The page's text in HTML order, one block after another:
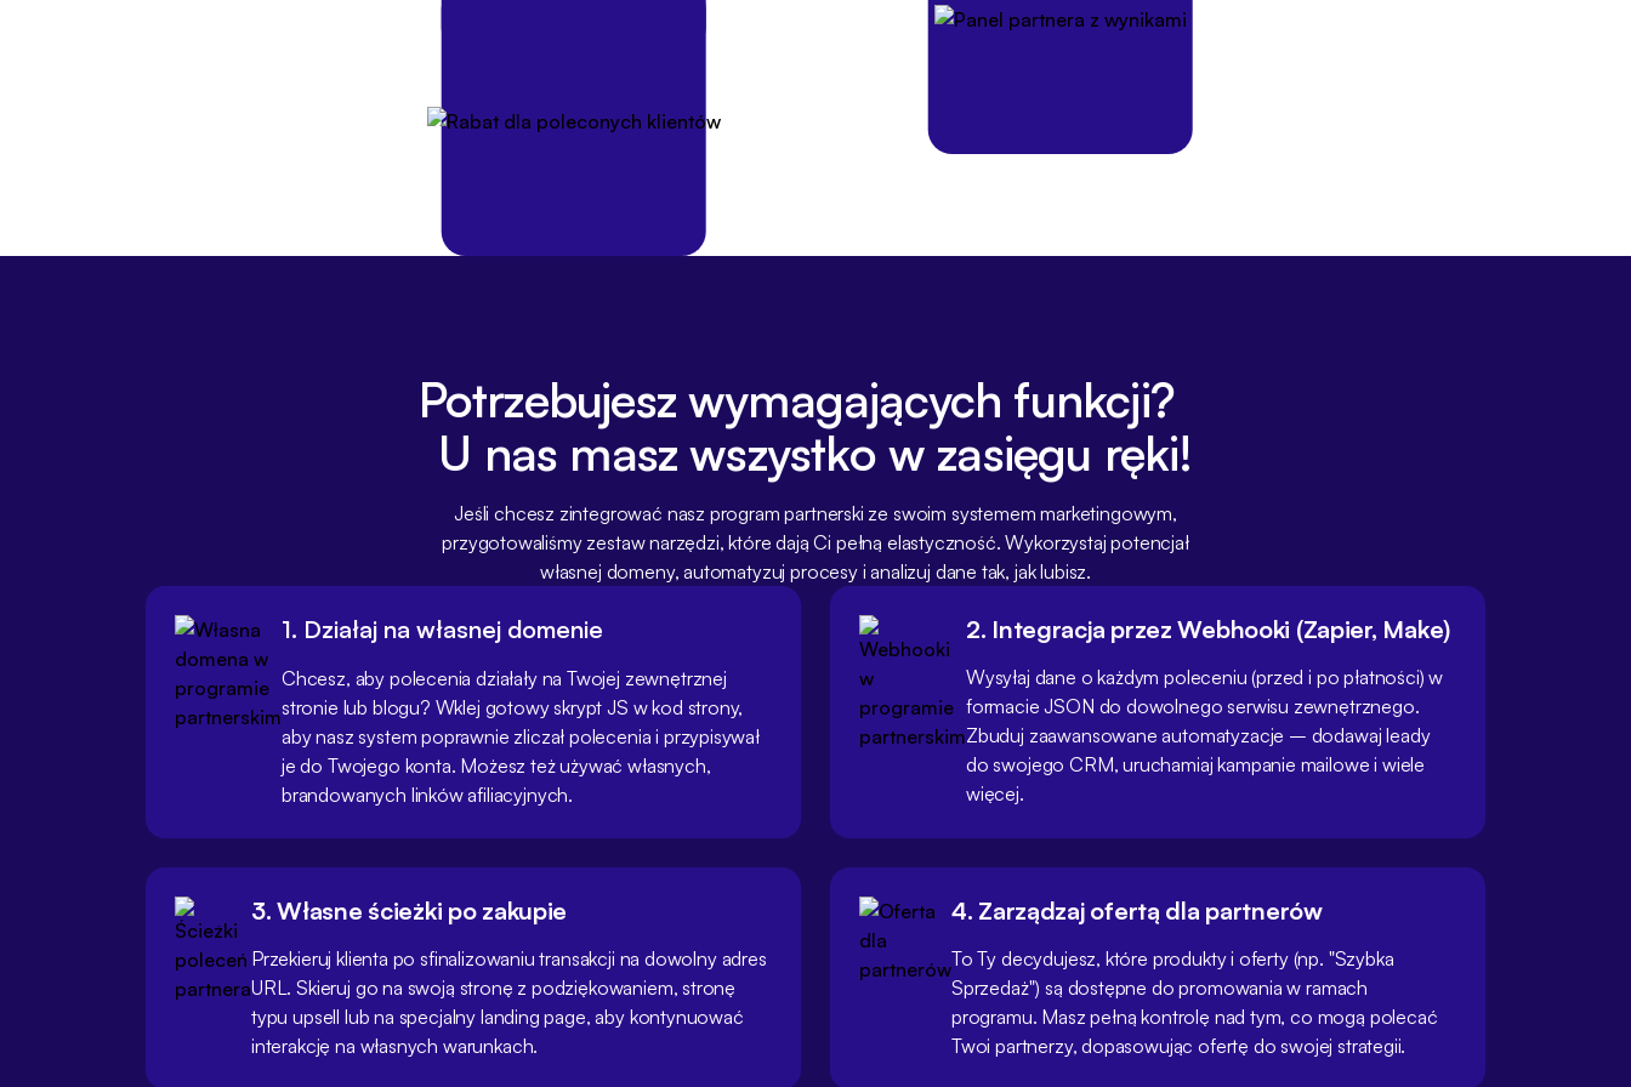
atrakcyjność oferty i ułatwić jej promowanie przez
Potrzebujesz wymagających funkcji?
U nas masz wszystko w zasięgu ręki!
Jeśli chcesz zintegrować nasz program partnerski ze swoim systemem marketingowym,
przygotowaliśmy zestaw narzędzi, które dają Ci pełną elastyczność. Wykorzystaj potencjał
własnej domeny, automatyzuj procesy i analizuj dane tak, jak lubisz.
1. Działaj na własnej domenie
Chcesz, aby polecenia działały na Twojej zewnętrznej
stronie lub blogu? Wklej gotowy skrypt JS w kod strony,
aby nasz system poprawnie zliczał polecenia i przypisywał
je do Twojego konta. Możesz też używać własnych,
brandowanych linków afiliacyjnych.
2. Integracja przez Webhooki (Zapier, Make)
Wysyłaj dane o każdym poleceniu (przed i po płatności) w
formacie JSON do dowolnego serwisu zewnętrznego.
Zbuduj zaawansowane automatyzacje – dodawaj leady
do swojego CRM, uruchamiaj kampanie mailowe i wiele
więcej.
3. Własne ścieżki po zakupie
Przekieruj klienta po sfinalizowaniu transakcji na dowolny adres
URL. Skieruj go na swoją stronę z podziękowaniem, stronę
typu upsell lub na specjalny landing page, aby kontynuować
interakcję na własnych warunkach.
4. Zarządzaj ofertą dla partnerów
To Ty decydujesz, które produkty i oferty (np. "Szybka
Sprzedaż") są dostępne do promowania w ramach
programu. Masz pełną kontrolę nad tym, co mogą polecać
Twoi partnerzy, dopasowując ofertę do swojej strategii.